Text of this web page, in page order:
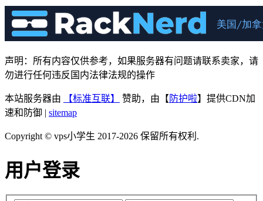
声明：所有内容仅供参考，如果服务器有问题请联系卖家，请
勿进行任何违反国内法律法规的操作
本站服务器由 【标准互联】 赞助，由【 防护啦】提供CDN加
速和防御 | sitemap
Copyright © vps小学生 2017-2026 保留所有权利.
用户登录